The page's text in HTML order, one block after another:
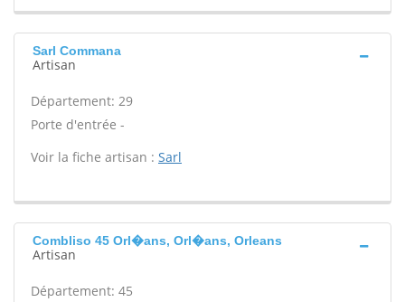
Sarl Commana
Artisan
Département: 29
Porte d'entrée -
Voir la fiche artisan : Sarl
Combliso 45 Orl�ans, Orl�ans, Orleans
Artisan
Département: 45